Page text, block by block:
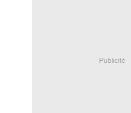
Publicité